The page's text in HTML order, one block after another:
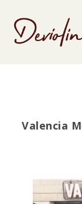
Valencia